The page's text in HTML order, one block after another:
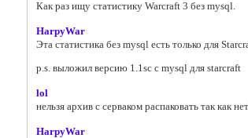
Как раз ищу статистику Warcraft 3 без mysql.
HarpyWar
Эта статистика без mysql есть только для
p.s. выложил версию 1.1sc с mysql для starcraft
lol
нельзя архив с серваком распаковать так как
HarpyWar